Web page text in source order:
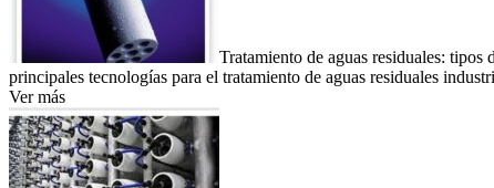
Tratamiento de aguas residuales:
principales tecnologías para el tratamiento de aguas residuales
Ver más